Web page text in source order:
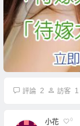
評論 2 訪客 1
小花 0